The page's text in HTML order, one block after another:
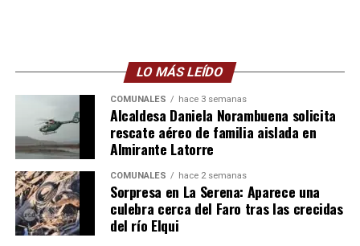
LO MÁS LEÍDO
COMUNALES hace 3 semanas
Alcaldesa Daniela Norambuena solicita
rescate aéreo de familia aislada en
Almirante Latorre
COMUNALES hace 2 semanas
Sorpresa en La Serena: Aparece una
culebra cerca del Faro tras las crecidas
del río Elqui